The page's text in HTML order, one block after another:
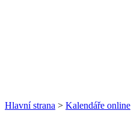
Hlavní strana > Kalendáře online